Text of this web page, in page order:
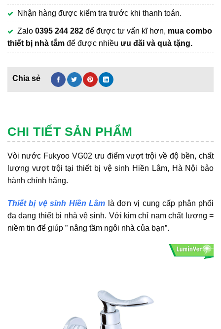
Nhận hàng được kiểm tra trước khi thanh toán.
Zalo 0395 244 282 để được tư vấn kĩ hơn, mua combo
thiết bị nhà tắm để được nhiều ưu đãi và quà tặng.
CHI TIẾT SẢN PHẨM
Vòi nước Fukyoo VG02 ưu điểm vượt trội về độ bền, chất
lượng vượt trội tại thiết bị vệ sinh Hiền Lâm, Hà Nội bảo
hành chính hãng.
Thiết bị vệ sinh Hiền Lâm là đơn vị cung cấp phân phối
đa dạng thiết bị nhà vệ sinh. Với kim chỉ nam chất lượng =
niềm tin để giúp ” nâng tầm ngôi nhà của bạn”.